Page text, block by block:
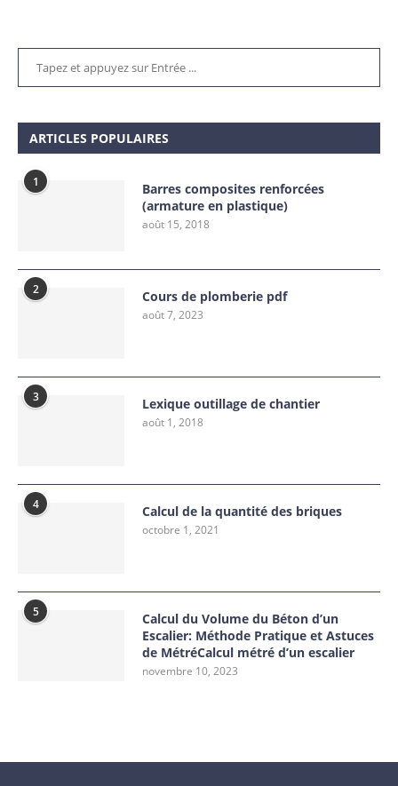
ARTICLES POPULAIRES
1
Barres composites renforcées
(armature en plastique)
août 15, 2018
2 Cours de plomberie pdf
août 7, 2023
3 Lexique outillage de chantier
août 1, 2018
4 Calcul de la quantité des briques
octobre 1, 2021
5
Calcul du Volume du Béton d’un
Escalier: Méthode Pratique et Astuces
de MétréCalcul métré d’un escalier
novembre 10, 2023